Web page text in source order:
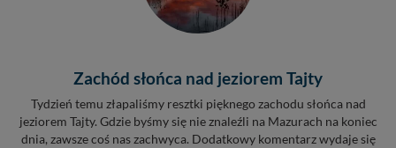
Zachód słońca nad jeziorem Tajty
Tydzień temu złapaliśmy resztki pięknego zachodu słońca nad
jeziorem Tajty. Gdzie byśmy się nie znaleźli na Mazurach na koniec
dnia, zawsze coś nas zachwyca. Dodatkowy komentarz wydaje się